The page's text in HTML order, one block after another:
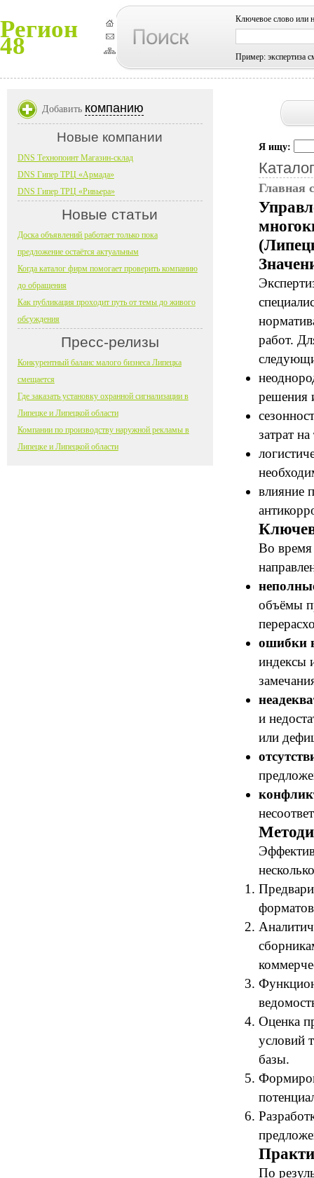
Регион
48
Ключевое слово или
Пример: экспертиза
Я ищу:
Главная
работ.
решения
затрат
влияние
Во время
объёмы
ошибки
индексы
и
или
Оценка
условий
базы.
По
Добавить компанию
Новые компании
DNS Технопоинт Магазин-склад
DNS Гипер ТРЦ «Армада»
DNS Гипер ТРЦ «Ривьера»
Новые статьи
Доска объявлений работает только пока
предложение остаётся актуальным
Когда каталог фирм помогает проверить компанию
до обращения
Как публикация проходит путь от темы до живого
обсуждения
Пресс-релизы
Конкурентный баланс малого бизнеса Липецка
смещается
Где заказать установку охранной сигнализации в
Липецке и Липецкой области
Компании по производству наружной рекламы в
Липецке и Липецкой области